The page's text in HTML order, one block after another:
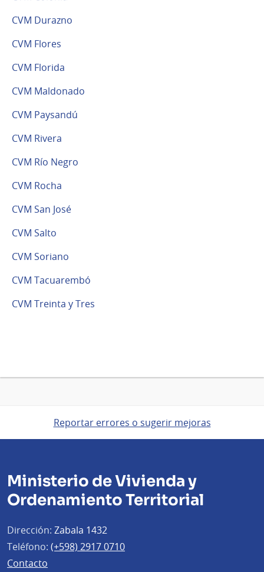
CVM Durazno
CVM Flores
CVM Florida
CVM Maldonado
CVM Paysandú
CVM Rivera
CVM Río Negro
CVM Rocha
CVM San José
CVM Salto
CVM Soriano
CVM Tacuarembó
CVM Treinta y Tres
Reportar errores o sugerir mejoras
Ministerio de Vivienda y
Ordenamiento Territorial
Dirección: Zabala 1432
Teléfono: (+598) 2917 0710
Contacto